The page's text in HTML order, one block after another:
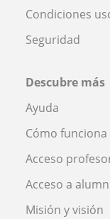
Condiciones
Seguridad
Descubre más
Ayuda
Cómo funciona
Acceso
Acceso a
Misión y visión